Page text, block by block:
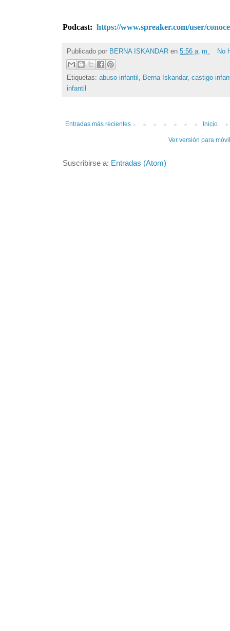
Podcast: https://www.spreaker.com/user/
Publicado por BERNA ISKANDAR en 5:56 a. m. No
Etiquetas: abuso infantil , Berna Iskandar, castigo
infantil
Entradas más recientes Inicio
Ver versión para
Suscribirse a: Entradas (Atom)